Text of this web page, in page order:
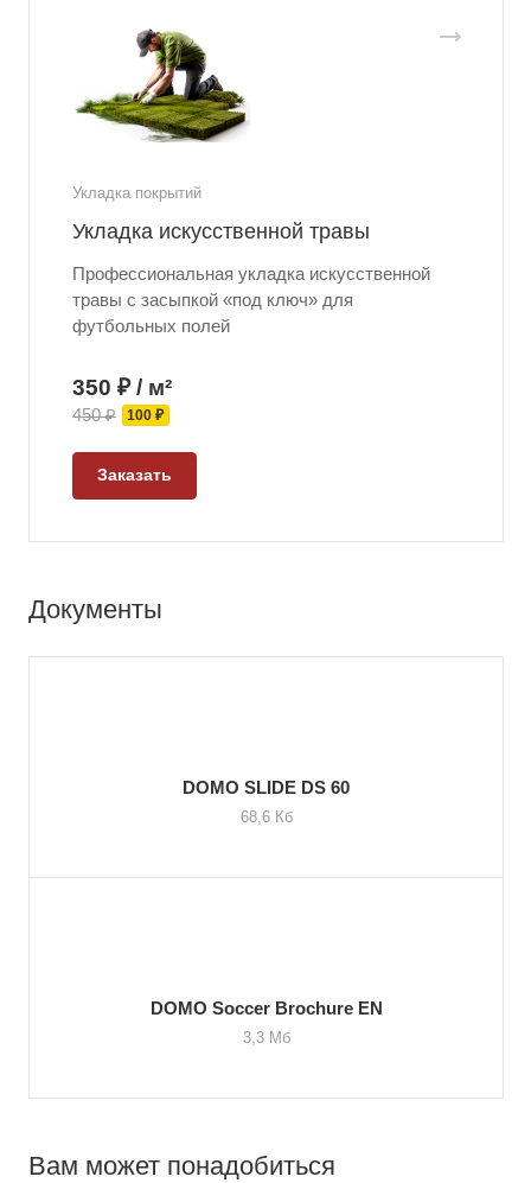
Укладка покрытий
Укладка искусственной травы
Профессиональная укладка искусственной
травы с засыпкой «под ключ» для
футбольных полей
350 ₽ / м²
450 ₽ 100 ₽
Заказать
Документы
DOMO SLIDE DS 60
68,6 Кб
DOMO Soccer Brochure EN
3,3 Мб
Вам может понадобиться